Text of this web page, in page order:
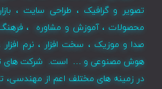
تصویر و گرافیک ، طراحی سایت ،
محصولات ، آموزش و مشاوره ،
صدا و موزیک ، سخت افزار ، نرم
هوش مصنوعی و … است. شرکت های
در زمینه های مختلف اعم از مهندسی،